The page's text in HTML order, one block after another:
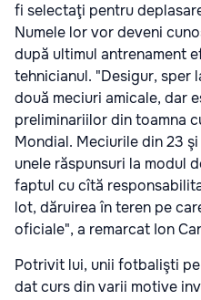
fi selectaţi pentru
Numele lor vor deveni
după ultimul antrenament
tehnicianul. "Desigur, sper
două meciuri amicale, dar
preliminariilor din toamna
Mondial. Meciurile din 23
unele răspunsuri la modul
faptul cu cîtă
lot, dăruirea în teren pe
oficiale", a remarcat Ion
Potrivit lui, unii fotbalişti
dat curs din varii motive